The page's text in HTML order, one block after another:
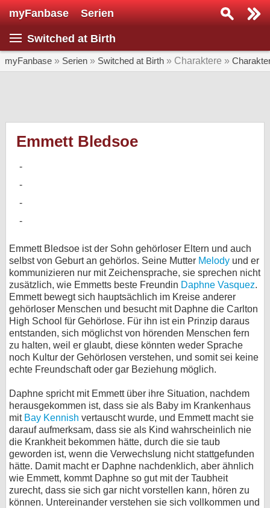
myFanbase Serien
Switched at Birth
myFanbase » Serien » Switched at Birth » Charaktere »
Emmett Bledsoe
Emmett Bledsoe ist der Sohn gehörloser Eltern und auch
selbst von Geburt an gehörlos. Seine Mutter Melody und er
kommunizieren nur mit Zeichensprache, sie sprechen nicht
zusätzlich, wie Emmetts beste Freundin Daphne Vasquez.
Emmett bewegt sich hauptsächlich im Kreise anderer
gehörloser Menschen und besucht mit Daphne die Carlton
High School für Gehörlose. Für ihn ist ein Prinzip daraus
entstanden, sich möglichst von hörenden Menschen fern
zu halten, weil er glaubt, diese könnten weder Sprache
noch Kultur der Gehörlosen verstehen, und somit sei keine
echte Freundschaft oder gar Beziehung möglich.
Daphne spricht mit Emmett über ihre Situation, nachdem
herausgekommen ist, dass sie als Baby im Krankenhaus
mit Bay Kennish vertauscht wurde, und Emmett macht sie
darauf aufmerksam, dass sie als Kind wahrscheinlich nie
die Krankheit bekommen hätte, durch die sie taub
geworden ist, wenn die Verwechslung nicht stattgefunden
hätte. Damit macht er Daphne nachdenklich, aber ähnlich
wie Emmett, kommt Daphne so gut mit der Taubheit
zurecht, dass sie sich gar nicht vorstellen kann, hören zu
können. Untereinander verstehen sie sich vollkommen und
Serie suchen...
SERIEN
Forum
bei X
bei Facebook
Kontakt
Datenschutz
Cookie-Einstellungen
Impressum
Desktop-Ansicht
myFanbase